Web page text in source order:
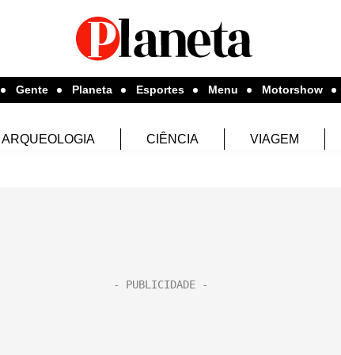
Gente Planeta Esportes Menu Motorshow
ARQUEOLOGIA CIÊNCIA VIAGEM